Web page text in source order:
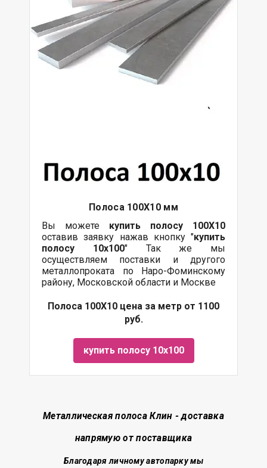
Полоса 100Х10 мм
Вы можете купить полосу 100Х10
оставив заявку нажав кнопку "купить
полосу 10х100" Так же мы
осуществляем поставки и другого
металлопроката по Наро-Фоминскому
району, Московской области и Москве
Полоса 100Х10 цена за метр от 1100
руб.
купить полосу 10х100
Металлическая полоса Клин - доставка
напрямую от поставщика
Благодаря личному автопарку мы